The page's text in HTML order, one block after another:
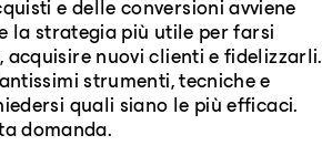
e delle conversioni avviene
la strategia più utile per farsi
nuovi clienti e fidelizzarli.
strumenti, tecniche e
quali siano le più efficaci.
domanda.